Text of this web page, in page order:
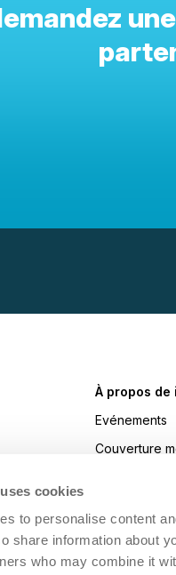
cookies
to personalise content
share information about
who may combine it
À propos de
Evénements
Couverture
Made Blue